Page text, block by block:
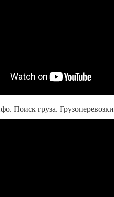
Поиск груза. Грузоперевозки